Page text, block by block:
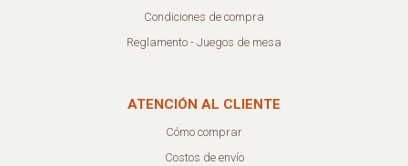
Condiciones de compra
Reglamento - Juegos de mesa
ATENCIÓN AL CLIENTE
Cómo comprar
Costos de envío